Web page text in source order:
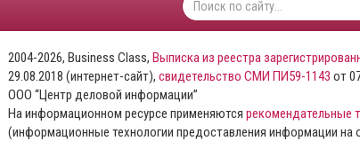
2004-2026, Business Class, Выписка из реестра
29.08.2018 (интернет-сайт), свидетельство СМИ ПИ59-1143 от
ООО “Центр деловой информации”
На информационном ресурсе применяются рекомендательные
(информационные технологии предоставления информации на